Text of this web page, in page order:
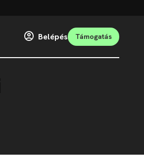
Belépés Támogatás